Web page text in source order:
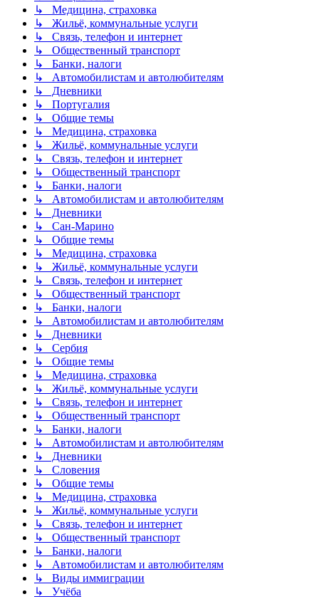
↳ Медицина, страховка
↳ Жильё, коммунальные услуги
↳ Связь, телефон и интернет
↳ Общественный транспорт
↳ Банки, налоги
↳ Автомобилистам и автолюбителям
↳ Дневники
↳ Португалия
↳ Общие темы
↳ Медицина, страховка
↳ Жильё, коммунальные услуги
↳ Связь, телефон и интернет
↳ Общественный транспорт
↳ Банки, налоги
↳ Автомобилистам и автолюбителям
↳ Дневники
↳ Сан-Марино
↳ Общие темы
↳ Медицина, страховка
↳ Жильё, коммунальные услуги
↳ Связь, телефон и интернет
↳ Общественный транспорт
↳ Банки, налоги
↳ Автомобилистам и автолюбителям
↳ Дневники
↳ Сербия
↳ Общие темы
↳ Медицина, страховка
↳ Жильё, коммунальные услуги
↳ Связь, телефон и интернет
↳ Общественный транспорт
↳ Банки, налоги
↳ Автомобилистам и автолюбителям
↳ Дневники
↳ Словения
↳ Общие темы
↳ Медицина, страховка
↳ Жильё, коммунальные услуги
↳ Связь, телефон и интернет
↳ Общественный транспорт
↳ Банки, налоги
↳ Автомобилистам и автолюбителям
↳ Виды иммиграции
↳ Учёба